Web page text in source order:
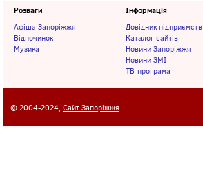
Розваги
Афіша Запоріжжя
Відпочинок
Музика
Інформація
Довідник підприємств
Каталог сайтів
Новини Запоріжжя
Новини ЗМІ
ТВ-програма
© 2004-2024, Сайт Запоріжжя.